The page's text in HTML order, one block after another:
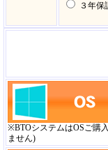
３年
※BTOシステムはOSご購
ません)